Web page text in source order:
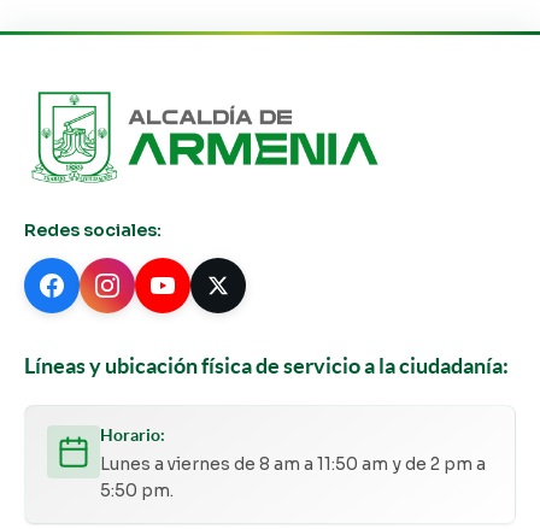
Redes sociales:
Líneas y ubicación física de servicio a la ciudadanía:
Horario:
Lunes a viernes de 8 am a 11:50 am y de 2 pm a
5:50 pm.